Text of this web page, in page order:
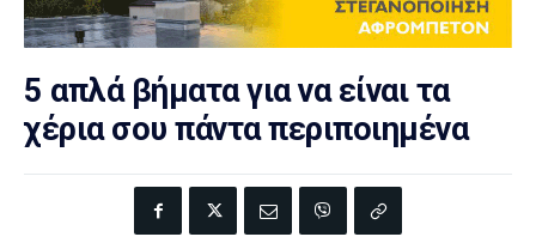
5 απλά βήματα για να είναι τα
χέρια σου πάντα περιποιημένα